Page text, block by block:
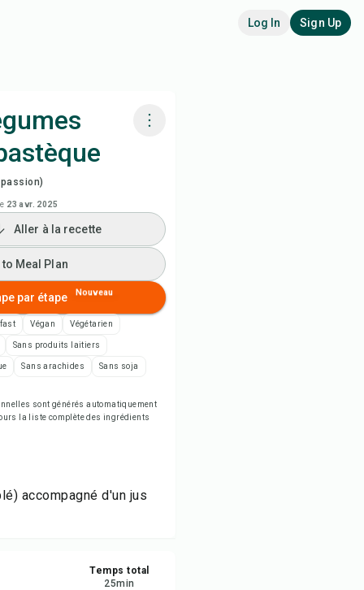
Log In Sign Up
23 avr. 2025
avec Chefadora AI
la vidéo de la recette
to Meal Plan
to Shopping List
Aller à la recette
Meal Plan
par étape Nouveau
Végan Végétarien
Sans produits laitiers
Sans arachides Sans soja
sont générés automatiquement
la liste complète des ingrédients
accompagné d'un jus
Temps total
25min